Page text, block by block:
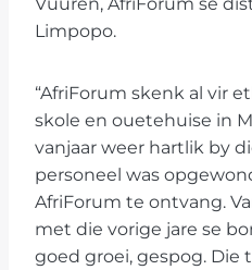
Limpopo.
“AfriForum skenk al vir
skole en ouetehuise in
vanjaar weer hartlik by
personeel was
AfriForum te ontvang.
met die vorige jare se
goed groei, gespog. Die